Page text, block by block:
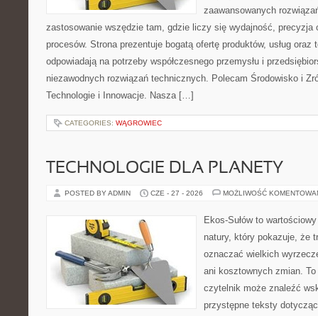
zaawansowanych
zastosowanie wszędzie tam, gdzie liczy się wydajność, precyzja
procesów. Strona prezentuje bogatą ofertę produktów, usług oraz
odpowiadają na potrzeby współczesnego przemysłu i
niezawodnych rozwiązań technicznych. Polecam Środowisko i
Technologie i Innowacje. Nasza […]
CATEGORIES: WĄGROWIEC
TECHNOLOGIE DLA PLANETY
POSTED BY ADMIN CZE - 27 - 2026 MOŻLIWOŚĆ
Ekos-Sułów to
natury, który pokazuje, że
oznaczać wielkich
ani kosztownych zmian.
czytelnik może znaleźć
przystępne teksty